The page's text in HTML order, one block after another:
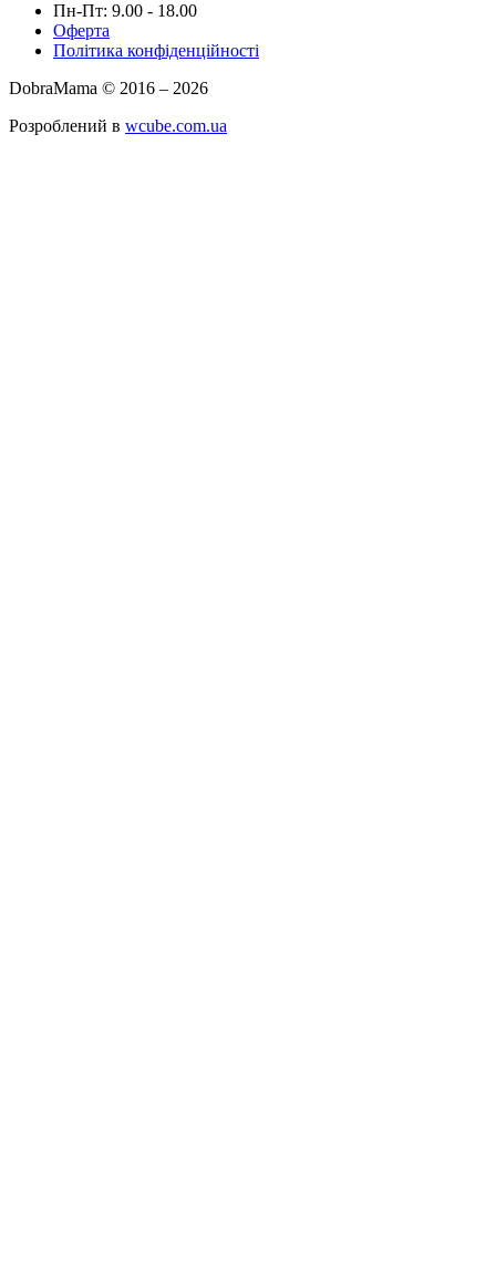
Пн-Пт: 9.00 - 18.00
Оферта
Політика конфіденційності
DobraMama © 2016 – 2026
Розроблений в wcube.com.ua